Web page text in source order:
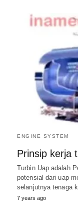
ENGINE SYSTEM
Prinsip kerja
Turbin Uap adalah
potensial dari uap
selanjutnya tenaga
7 years ago